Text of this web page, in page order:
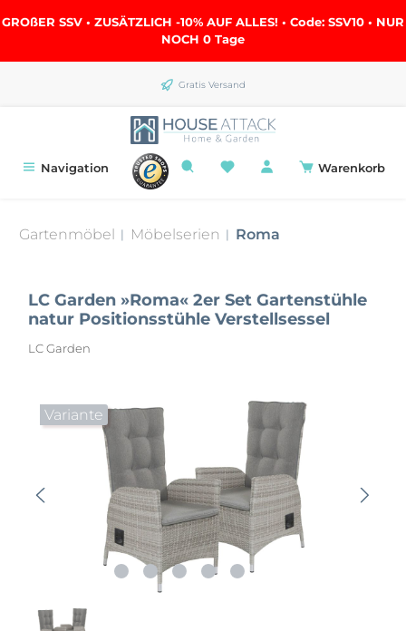
springen
GROßER SSV • ZUSÄTZLICH -10% AUF ALLES! • Code: SSV10 • NUR
NOCH 0 Tage
Gratis Versand
Navigation Warenkorb
Gartenmöbel | Möbelserien | Roma
LC Garden »Roma« 2er Set Gartenstühle
natur Positionsstühle Verstellsessel
LC Garden
Variante